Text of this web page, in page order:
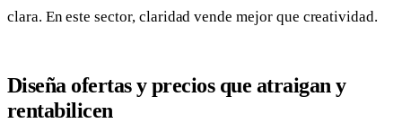
clara. En este sector, claridad vende mejor que creatividad.
Diseña ofertas y precios que atraigan y
rentabilicen